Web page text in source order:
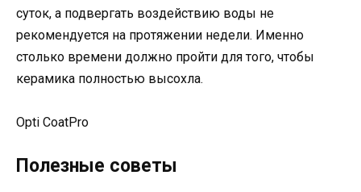
суток, а подвергать воздействию воды не
рекомендуется на протяжении недели. Именно
столько времени должно пройти для того, чтобы
керамика полностью высохла.
Opti CoatPro
Полезные советы